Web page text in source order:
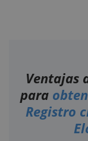
Ventajas
para
Registro